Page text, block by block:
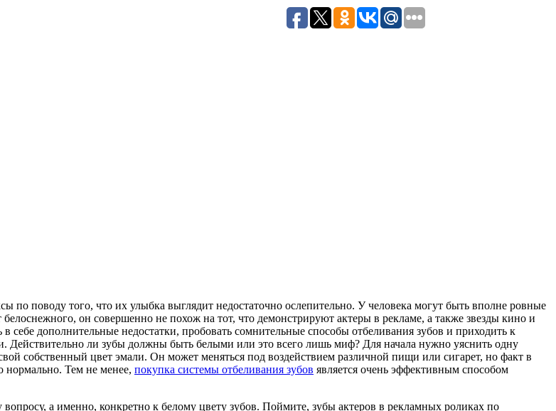
по поводу того, что их улыбка выглядит недостаточно ослепительно. У человека могут быть вполне ровные
он совершенно не похож на тот, что демонстрируют актеры в рекламе, а также звезды кино и
себе дополнительные недостатки, пробовать сомнительные способы отбеливания зубов и приходить к
Действительно ли зубы должны быть белыми или это всего лишь миф? Для начала нужно уяснить одну
собственный цвет эмали. Он может меняться под воздействием различной пищи или сигарет, но факт в
нормально. Тем не менее, покупка системы отбеливания зубов является очень эффективным способом
а именно, конкретно к белому цвету зубов. Поймите, зубы актеров в рекламных роликах по